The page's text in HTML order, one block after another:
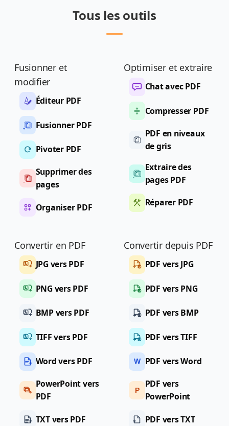
Tous les outils
Fusionner et
modifier
Éditeur PDF
Fusionner PDF
Pivoter PDF
Supprimer des
pages
Organiser PDF
Optimiser et extraire
Chat avec PDF
Compresser PDF
PDF en niveaux
de gris
Extraire des
pages PDF
Réparer PDF
Convertir en PDF
JPG vers PDF
PNG vers PDF
BMP vers PDF
TIFF vers PDF
Word vers PDF
PowerPoint vers
PDF
TXT vers PDF
Convertir depuis PDF
PDF vers JPG
PDF vers PNG
PDF vers BMP
PDF vers TIFF
W PDF vers Word
P
PDF vers
PowerPoint
PDF vers TXT